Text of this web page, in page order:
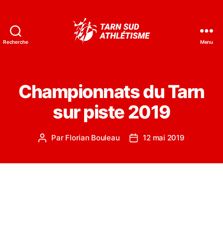
Recherche Menu
Championnats du Tarn
sur piste 2019
Auteur
Par Florian Bouleau
Date12 mai 2019